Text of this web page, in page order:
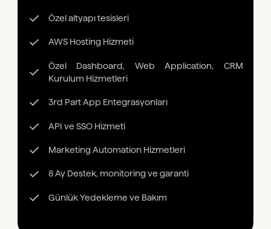
Özel altyapı tesisleri
AWS Hosting Hizmeti
Özel Dashboard, Web Application, CRM
Kurulum Hizmetleri
3rd Part App Entegrasyonları
API ve SSO Hizmeti
Marketing Automation Hizmetleri
8 Ay Destek, monitoring ve garanti
Günlük Yedekleme ve Bakım